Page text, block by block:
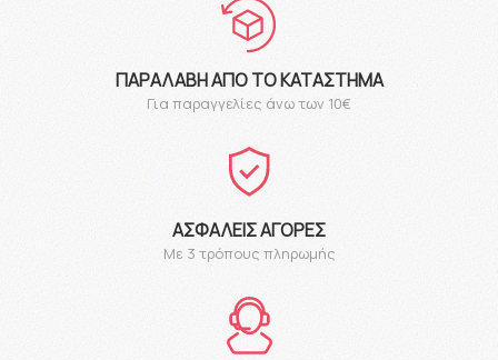
ΠΑΡΑΛΑΒΉ ΑΠΌ ΤΟ ΚΑΤΆΣΤΗΜΑ
Για παραγγελίες άνω των 10€
ΑΣΦΑΛΕΊΣ ΑΓΟΡΈΣ
Με 3 τρόπους πληρωμής